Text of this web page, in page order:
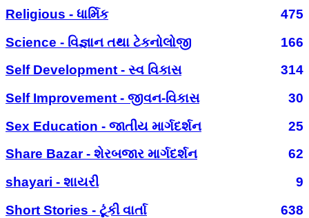
Religious - ધાર્મિક
475
Science - વિજ્ઞાન તથા ટેકનોલોજી
166
Self Development - સ્વ વિકાસ
314
Self Improvement - જીવન-વિકાસ
30
Sex Education - જાતીય માર્ગદર્શન
25
Share Bazar - શેરબજાર માર્ગદર્શન
62
shayari - શાયરી
9
Short Stories - ટૂંકી વાર્તા
638